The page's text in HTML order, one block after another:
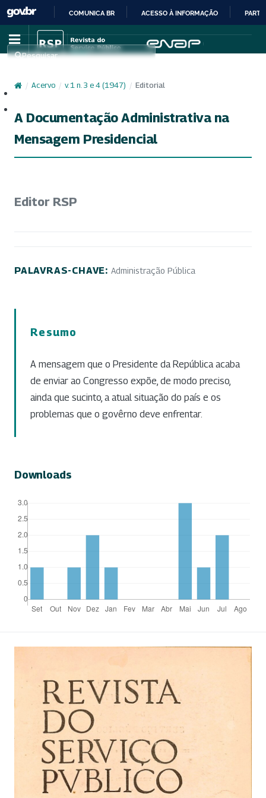
IR
PARA
CONTEÚDO
COMUNICA BR ACESSO À INFORMAÇÃO
Pesquisar
/ Acervo / v. 1 n. 3 e 4 (1947) / Editorial
A Documentação Administrativa na
Mensagem Presidencial
Editor RSP
PALAVRAS-CHAVE: Administração Pública
Resumo
A mensagem que o Presidente da República acaba
de enviar ao Congresso expõe, de modo preciso,
ainda que sucinto, a atual situação do país e os
problemas que o govêrno deve enfrentar.
Downloads